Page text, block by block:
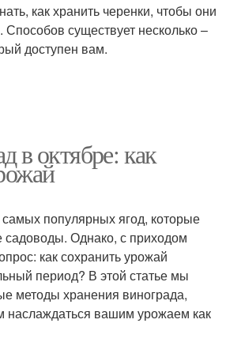
как хранить черенки, чтобы они
существует несколько –
доступен вам.
в октябре: как
популярных ягод, которые
Однако, с приходом
как сохранить урожай
период? В этой статье мы
методы хранения винограда,
наслаждаться вашим урожаем как